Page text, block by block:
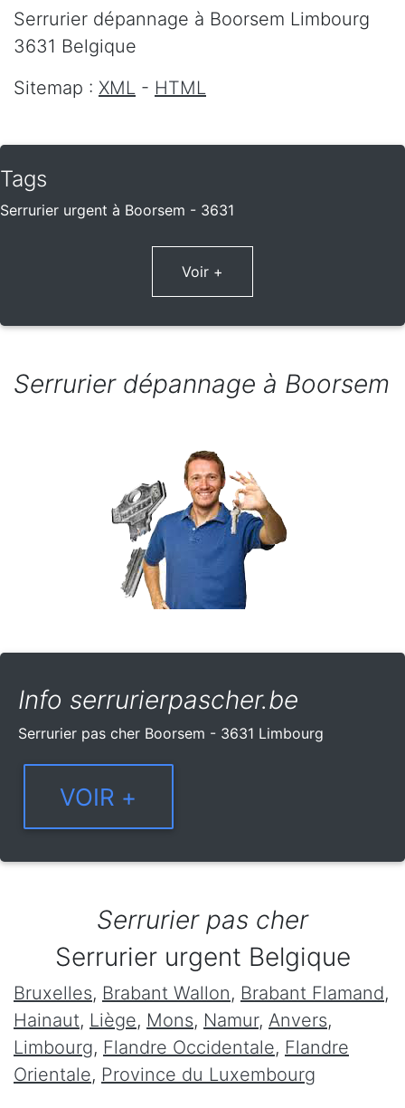
Serrurier dépannage à Boorsem Limbourg
3631 Belgique
Sitemap : XML - HTML
Tags
Serrurier urgent à Boorsem - 3631
Voir +
Serrurier dépannage à Boorsem
Info serrurierpascher.be
Serrurier pas cher Boorsem - 3631 Limbourg
Serrurier pas cher
Serrurier urgent Belgique
Bruxelles, Brabant Wallon, Brabant Flamand,
Hainaut, Liège, Mons, Namur, Anvers,
Limbourg, Flandre Occidentale, Flandre
Orientale, Province du Luxembourg